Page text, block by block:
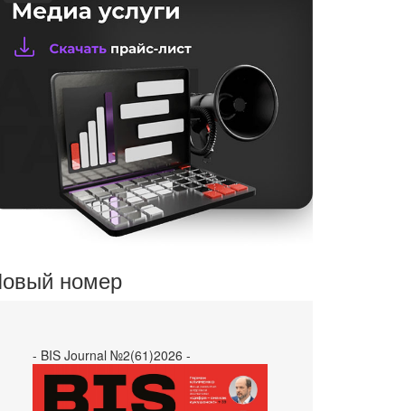
номер
- BIS Journal №2(61)2026 -